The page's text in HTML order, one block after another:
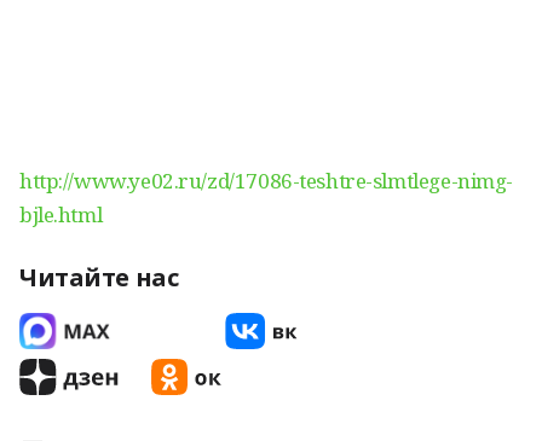
http://www.ye02.ru/zd/17086-teshtre-slmtlege-nimg-
bjle.html
Читайте нас